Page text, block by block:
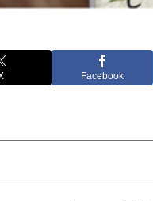
Facebook